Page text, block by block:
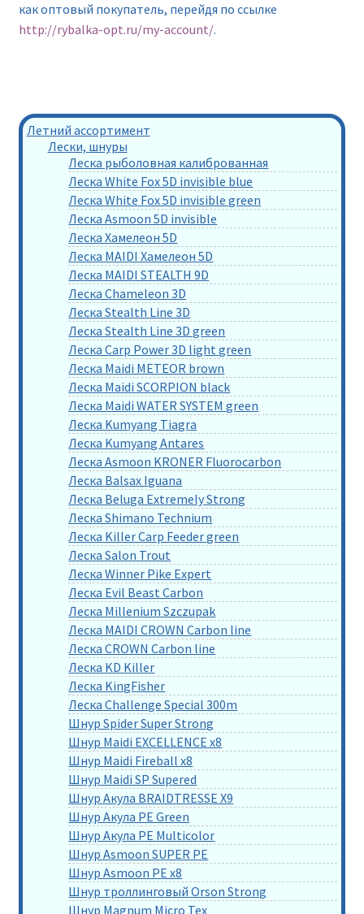
как оптовый покупатель, перейдя по ссылке
http://rybalka-opt.ru/my-account/.
Летний ассортимент
Лески, шнуры
Леска рыболовная калиброванная
Леска White Fox 5D invisible blue
Леска White Fox 5D invisible green
Леска Asmoon 5D invisible
Леска Хамелеон 5D
Леска MAIDI Хамелеон 5D
Леска MAIDI STEALTH 9D
Леска Chameleon 3D
Леска Stealth Line 3D
Леска Stealth Line 3D green
Леска Carp Power 3D light green
Леска Maidi METEOR brown
Леска Maidi SCORPION black
Леска Maidi WATER SYSTEM green
Леска Kumyang Tiagra
Леска Kumyang Antares
Леска Asmoon KRONER Fluorocarbon
Леска Balsax Iguana
Леска Beluga Extremely Strong
Леска Shimano Technium
Леска Killer Carp Feeder green
Леска Salon Trout
Леска Winner Pike Expert
Леска Evil Beast Carbon
Леска Millenium Szczupak
Леска MAIDI CROWN Carbon line
Леска CROWN Carbon line
Леска KD Killer
Леска KingFisher
Леска Challenge Special 300m
Шнур Spider Super Strong
Шнур Maidi EXCELLENCE x8
Шнур Maidi Fireball x8
Шнур Maidi SP Supered
Шнур Акула BRAIDTRESSE X9
Шнур Акула PE Green
Шнур Акула PE Multicolor
Шнур Asmoon SUPER PE
Шнур Asmoon PE x8
Шнур троллинговый Orson Strong
Шнур Magnum Micro Tex